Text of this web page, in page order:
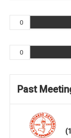
0
0
Past